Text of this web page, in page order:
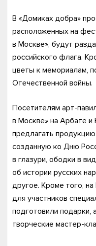
В «Домиках добра»
расположенных на
в Москве», будут
российского флага.
цветы к мемориалам,
Отечественной войны.
Посетителям арт-
в Москве» на Арбате
предлагать
созданную ко Дню
в глазури, ободки в
об истории русских
другое. Кроме того,
для участников
подготовили подарки,
творческие мастер-